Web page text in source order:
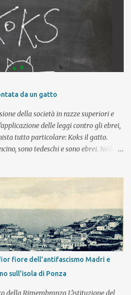
di Auschwitz-Birkenau – questa è
Questo tipo di riflessione
interrogativo: partecipare a
uno dei luoghi in cui la Shoah è
fondamentale per
riveste una parte così importante nel
elementi deve contenere per
Ma se invece i viaggi della
essenziale di conoscenza, a
da un gatto
della società in razze superiori e
delle leggi contro gli ebrei,
tutto particolare: Koks il gatto.
sono tedeschi e sono ebrei. Nella
che se lo possono permettere a
la propria casa, la propria
della scuola primaria Un incontro da
uno o più incontri di approfondimento €
€, massimo 25 studenti) L'incontro
il Museo Ebraico di Bologna o su
a distanza. Sono a disposizione dei
fiore dell'antifascismo Madri e
sull'isola di Ponza
della Rimembranza L'istituzione del